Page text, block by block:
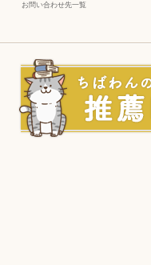
お問い合わせ先一覧